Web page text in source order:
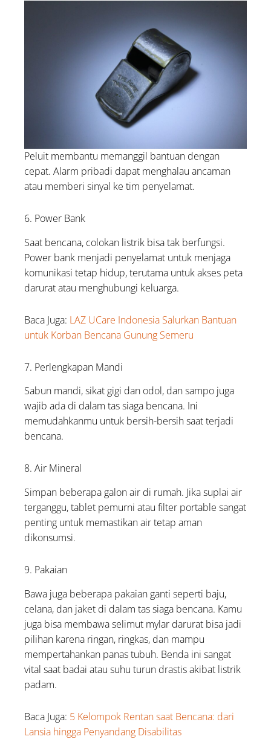
Peluit membantu memanggil bantuan dengan
cepat. Alarm pribadi dapat menghalau ancaman
atau memberi sinyal ke tim penyelamat.
6. Power Bank
Saat bencana, colokan listrik bisa tak berfungsi.
Power bank menjadi penyelamat untuk menjaga
komunikasi tetap hidup, terutama untuk akses peta
darurat atau menghubungi keluarga.
Baca Juga: LAZ UCare Indonesia Salurkan Bantuan
untuk Korban Bencana Gunung Semeru
7. Perlengkapan Mandi
Sabun mandi, sikat gigi dan odol, dan sampo juga
wajib ada di dalam tas siaga bencana. Ini
memudahkanmu untuk bersih-bersih saat terjadi
bencana.
8. Air Mineral
Simpan beberapa galon air di rumah. Jika suplai air
terganggu, tablet pemurni atau filter portable sangat
penting untuk memastikan air tetap aman
dikonsumsi.
9. Pakaian
Bawa juga beberapa pakaian ganti seperti baju,
celana, dan jaket di dalam tas siaga bencana. Kamu
juga bisa membawa selimut mylar darurat bisa jadi
pilihan karena ringan, ringkas, dan mampu
mempertahankan panas tubuh. Benda ini sangat
vital saat badai atau suhu turun drastis akibat listrik
padam.
Baca Juga: 5 Kelompok Rentan saat Bencana: dari
Lansia hingga Penyandang Disabilitas